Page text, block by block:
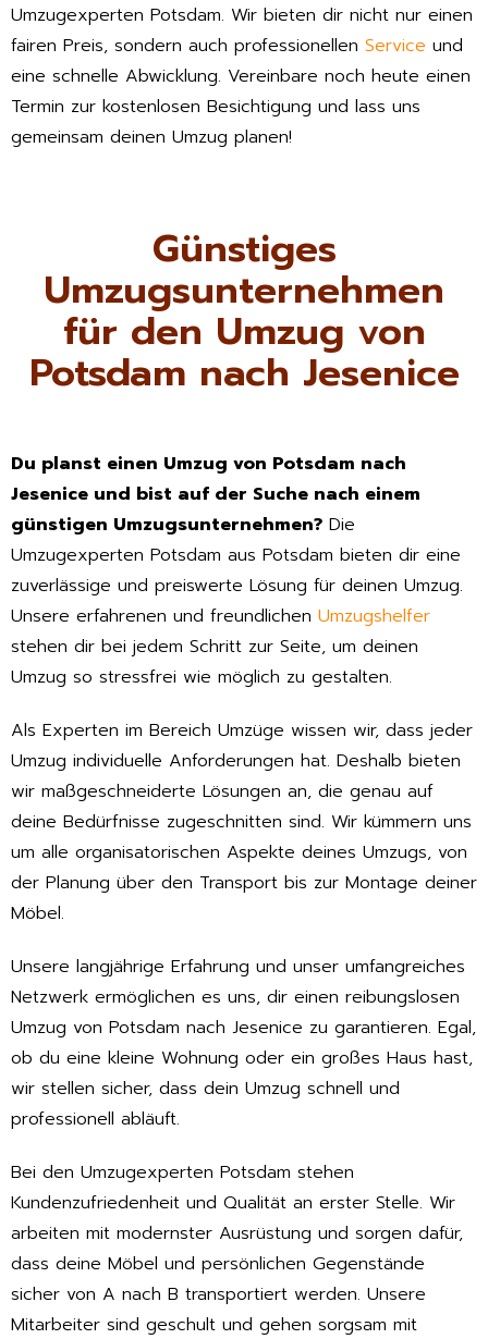
Umzugexperten Potsdam. Wir bieten dir nicht nur einen
fairen Preis, sondern auch professionellen Service und
eine schnelle Abwicklung. Vereinbare noch heute einen
Termin zur kostenlosen Besichtigung und lass uns
gemeinsam deinen Umzug planen!
Günstiges
Umzugsunternehmen
für den Umzug von
Potsdam nach Jesenice
Du planst einen Umzug von Potsdam nach
Jesenice und bist auf der Suche nach einem
günstigen Umzugsunternehmen? Die
Umzugexperten Potsdam aus Potsdam bieten dir eine
zuverlässige und preiswerte Lösung für deinen Umzug.
Unsere erfahrenen und freundlichen Umzugshelfer
stehen dir bei jedem Schritt zur Seite, um deinen
Umzug so stressfrei wie möglich zu gestalten.
Als Experten im Bereich Umzüge wissen wir, dass jeder
Umzug individuelle Anforderungen hat. Deshalb bieten
wir maßgeschneiderte Lösungen an, die genau auf
deine Bedürfnisse zugeschnitten sind. Wir kümmern uns
um alle organisatorischen Aspekte deines Umzugs, von
der Planung über den Transport bis zur Montage deiner
Möbel.
Unsere langjährige Erfahrung und unser umfangreiches
Netzwerk ermöglichen es uns, dir einen reibungslosen
Umzug von Potsdam nach Jesenice zu garantieren. Egal,
ob du eine kleine Wohnung oder ein großes Haus hast,
wir stellen sicher, dass dein Umzug schnell und
professionell abläuft.
Bei den Umzugexperten Potsdam stehen
Kundenzufriedenheit und Qualität an erster Stelle. Wir
arbeiten mit modernster Ausrüstung und sorgen dafür,
dass deine Möbel und persönlichen Gegenstände
sicher von A nach B transportiert werden. Unsere
Mitarbeiter sind geschult und gehen sorgsam mit